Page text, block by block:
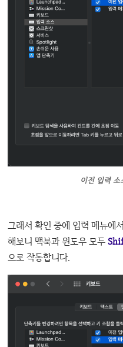
이전 입력
그래서 확인 중에 입력 메뉴에
해보니 맥북과 윈도우 모두
으로 작동합니다.